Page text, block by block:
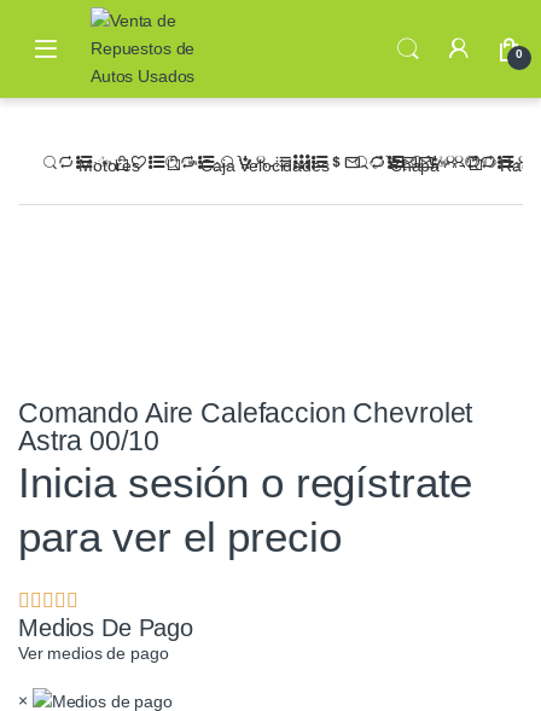
0
Motores Caja Velocidades Chapa
Comando Aire Calefaccion Chevrolet
Astra 00/10
Inicia sesión o regístrate
para ver el precio
Medios De Pago
Ver medios de pago
×